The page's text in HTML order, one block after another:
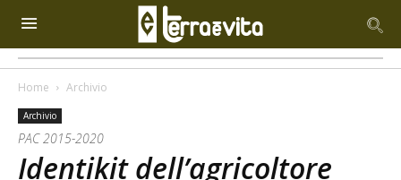
Home Archivio
Archivio
PAC 2015-2020
Identikit dell’agricoltore